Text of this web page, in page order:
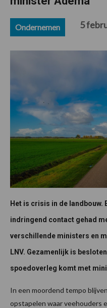
Ondernemen 5
Het is crisis in de landbouw.
indringend contact gehad
verschillende ministers en
LNV. Gezamenlijk is
spoedoverleg komt met
In een moordend tempo
opstapelen waar veehouders